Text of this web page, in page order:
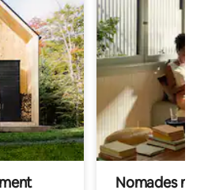
Nomades